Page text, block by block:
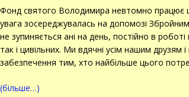
Фонд святого Володимира невтомно працює
увага зосереджувалась на допомозі
не зупиняється ані на день, постійно в
так і цивільних. Ми вдячні усім нашим
забезпечення тим, хто найбільше цього
(більше…)